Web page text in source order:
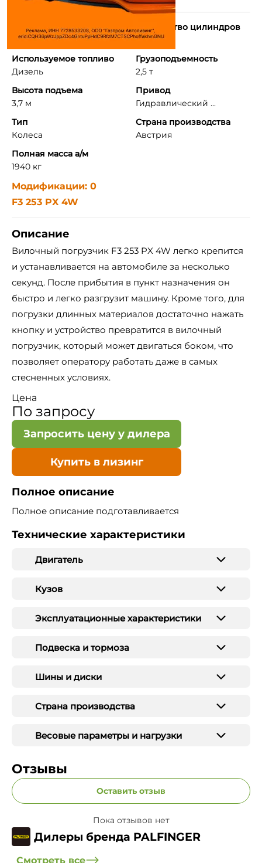
Тип двигателя
4-тактный дизельный ...
Количество цилиндров
4
Используемое топливо
Дизель
Грузоподъемность
2,5 т
Высота подъема
3,7 м
Привод
Гидравлический ...
Тип
Колеса
Страна производства
Австрия
Полная масса а/м
1940 кг
Модификации: 0
F3 253 PX 4W
Описание
Вилочный погрузчик F3 253 PX 4W легко крепится
и устанавливается на автомобиле за несколько
секунд. После прибытия в пункт назначения он
быстро и легко разгрузит машину. Кроме того, для
погрузки длинных материалов достаточно нажать
кнопку и устройство превратится в вилочный
погрузчик, который может двигаться боком, что
позволяет оператору работать даже в самых
стесненных условиях.
Цена
По запросу
Запросить цену у дилера
Купить в лизинг
Полное описание
Полное описание подготавливается
Технические характеристики
Двигатель
Кузов
Эксплуатационные характеристики
Подвеска и тормоза
Шины и диски
Страна производства
Весовые параметры и нагрузки
Отзывы
Оставить отзыв
Пока отзывов нет
Дилеры бренда PALFINGER
Смотреть все